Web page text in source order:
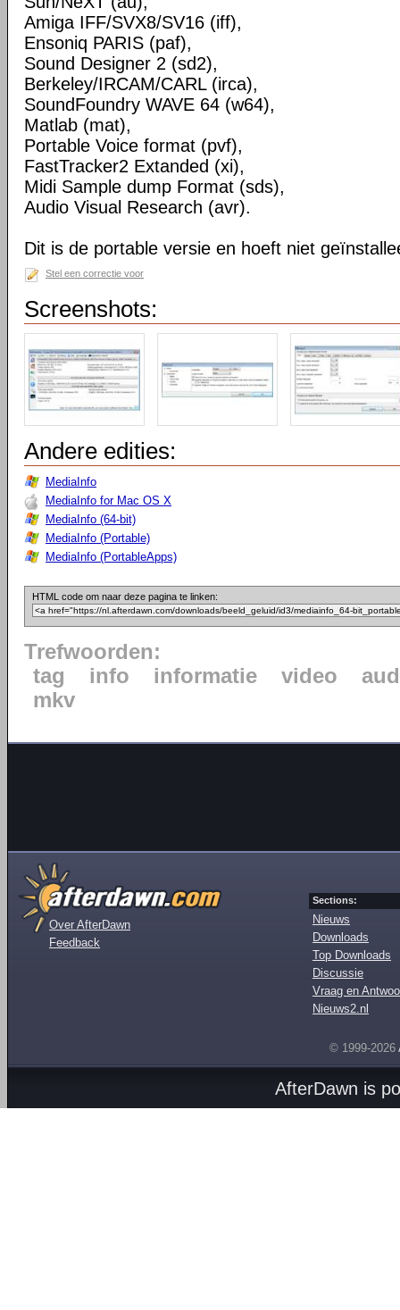
Amiga IFF/SVX8/SV16 (iff),
Ensoniq PARIS (paf),
Sound Designer 2 (sd2),
Berkeley/IRCAM/CARL (irca),
SoundFoundry WAVE 64 (w64),
Matlab (mat),
Portable Voice format (pvf),
FastTracker2 Extanded (xi),
Midi Sample dump Format (sds),
Audio Visual Research (avr).
Dit is de portable versie en hoeft niet
Stel een correctie voor
Screenshots:
Andere edities:
MediaInfo
MediaInfo for Mac OS X
MediaInfo (64-bit)
MediaInfo (Portable)
MediaInfo (PortableApps)
HTML code om naar deze pagina te linken:
Trefwoorden:
tag
info informatie video
mkv
Over AfterDawn
Feedback
Sections:
Nieuws
Downloads
Top Downloads
Discussie
Vraag en
Nieuws2.nl
© 1999-2026
AfterDawn is